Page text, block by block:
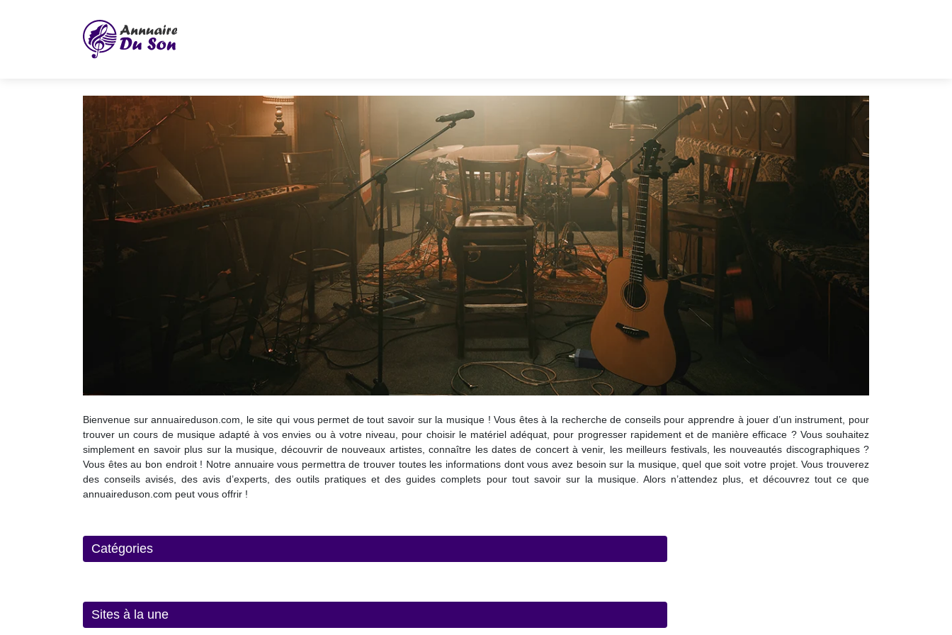
Bienvenue sur annuaireduson.com, le site qui vous permet de tout savoir sur la musique ! Vous êtes à la recherche de conseils pour apprendre à jouer d’un instrument, pour
trouver un cours de musique adapté à vos envies ou à votre niveau, pour choisir le matériel adéquat, pour progresser rapidement et de manière efficace ? Vous souhaitez
simplement en savoir plus sur la musique, découvrir de nouveaux artistes, connaître les dates de concert à venir, les meilleurs festivals, les nouveautés discographiques ?
Vous êtes au bon endroit ! Notre annuaire vous permettra de trouver toutes les informations dont vous avez besoin sur la musique, quel que soit votre projet. Vous trouverez
des conseils avisés, des avis d’experts, des outils pratiques et des guides complets pour tout savoir sur la musique. Alors n’attendez plus, et découvrez tout ce que
annuaireduson.com peut vous offrir !
Catégories
Sites à la une